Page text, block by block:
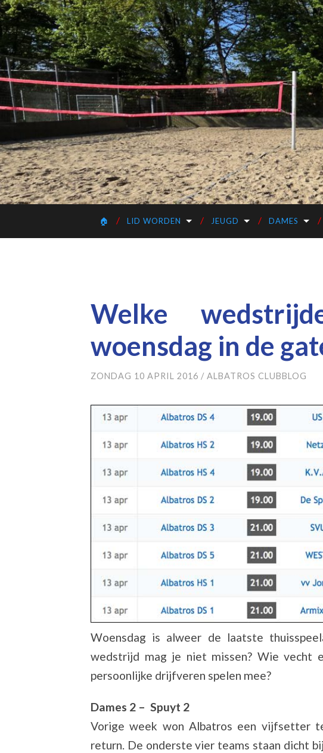
🏠 LID WORDEN JEUGD DAMES
Welke
woensdag in de
ZONDAG 10 APRIL 2016 / ALBATROS CLUBBLOG
Woensdag is alweer de laatste
wedstrijd mag je niet missen? Wie vecht
persoonlijke drijfveren spelen mee?
Dames 2 – Spuyt 2
Vorige week won Albatros een vijfsetter
return. De onderste vier teams staan dicht